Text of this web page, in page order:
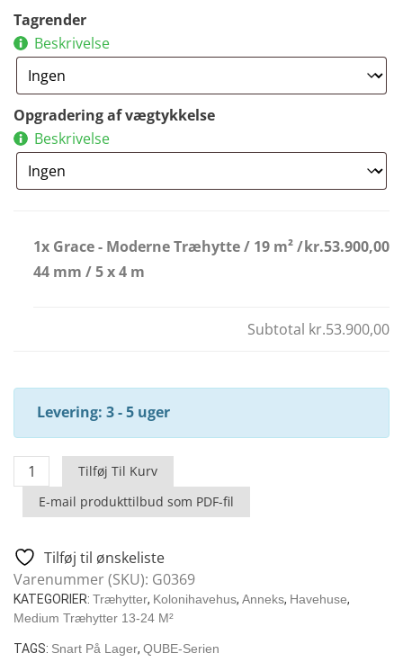
Tagrender
Beskrivelse
Opgradering af vægtykkelse
Beskrivelse
1x Grace - Moderne Træhytte / 19 m² /
44 mm / 5 x 4 m
kr.53.900,00
Subtotal kr.53.900,00
Levering: 3 - 5 uger
Grace
-
Moderne
/
19
m²
/
44
mm
Tilføj Til Kurv
E-mail produkttilbud som PDF-fil
Tilføj til ønskeliste
Varenummer (SKU): G0369
KATEGORIER: Træhytter, Kolonihavehus, Anneks, Havehuse,
Medium Træhytter 13-24 M²
TAGS: Snart På Lager, QUBE-Serien